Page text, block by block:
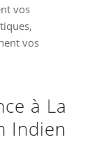
vos
vos
à La
Indien